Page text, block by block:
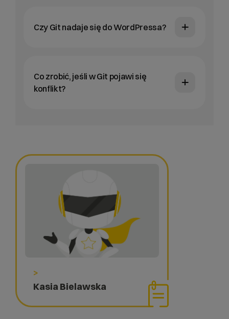
>
Kasia Bielawska
Czy Git nadaje się do WordPressa?
Co zrobić, jeśli w Git pojawi się
konflikt?